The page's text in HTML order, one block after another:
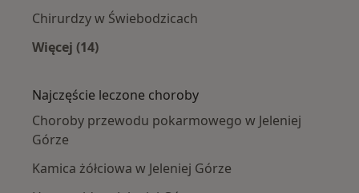
Chirurdzy w Świebodzicach
Więcej (14)
Najczęście leczone choroby
Choroby przewodu pokarmowego w Jeleniej
Górze
Kamica żółciowa w Jeleniej Górze